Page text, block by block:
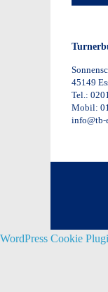
45149
Tel.:
Mobil:
info@tb-
WordPress Cookie